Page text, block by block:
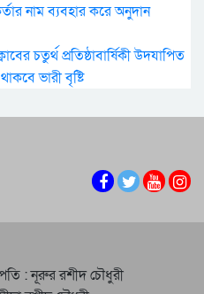
নাম ব্যবহার করে অনুদান
চতুর্থ প্রতিষ্ঠাবার্ষিকী উদযাপিত
ভারী বৃষ্টি
: নূরুর রশীদ চৌধুরী